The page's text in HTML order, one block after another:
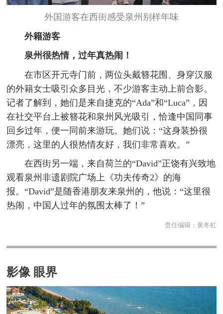
外国游客在西街感受泉州别样年味
外籍游客
泉州很热情，过年真热闹！
在市区开元寺门前，两位头戴簪花围、身穿汉服
的外籍女士吸引众多目光，不少游客主动上前合影。
记者了解到，她们是来自捷克的“Ada”和“Luca”，因
在社交平台上被簪花和泉州风光吸引，恰逢中国同事
回乡过年，便一同前来游玩。她们说：“这身装扮很
漂亮，这里的人很热情友好，我们非常喜欢。”
在西街另一端，来自荷兰的“David”正饶有兴致地
观看泉州非遗剧院广场上《功夫传奇2》的海
报。“David”是随香港朋友来泉州的，他说：“这里很
热闹，中国人过年的氛围太棒了！”
责任编辑： 黄冬虹
影像 眼界